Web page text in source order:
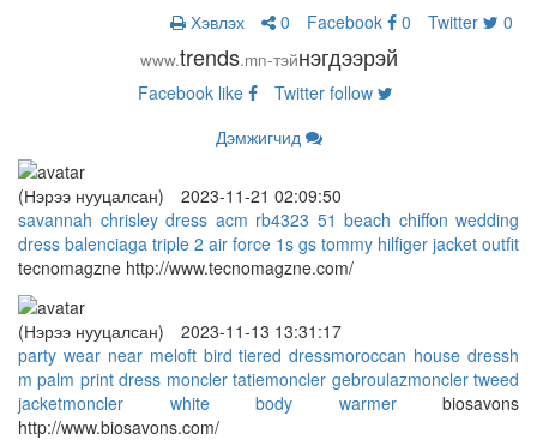
Хэвлэх
0 Facebook 0 Twitter 0
www.trends.mn-тэйнэгдээрэй
Facebook like Twitter follow
Дэмжигчид
(Нэрээ нууцалсан)
2023-11-21 02:09:50
savannah chrisley dress acm rb4323 51 beach chiffon wedding
dress balenciaga triple 2 air force 1s gs tommy hilfiger jacket outfit
tecnomagzne http://www.tecnomagzne.com/
(Нэрээ нууцалсан)
2023-11-13 13:31:17
party wear near meloft bird tiered dressmoroccan house dressh
m palm print dress moncler tatiemoncler gebroulazmoncler tweed
jacketmoncler white body warmerbiosavons
http://www.biosavons.com/